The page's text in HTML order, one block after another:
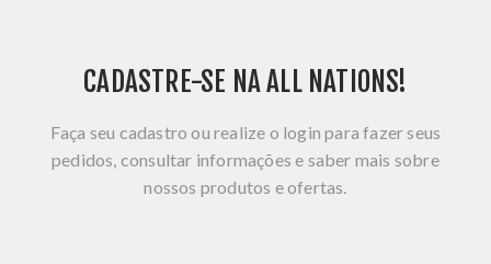
CADASTRE-SE NA ALL NATIONS!
Faça seu cadastro ou realize o login para fazer seus
pedidos, consultar informações e saber mais sobre
nossos produtos e ofertas.